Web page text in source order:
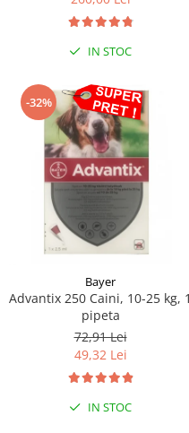
Sampoane si Balsamuri
Servetele Umede
Covorase absorbante
Igiena Catel
Igiena Interior
Perii si descalcitoare caini
Solutii Atractante si repelente
Custi transport - Pisici
Paturi, perne si cosuri pentru
Recompense Delicioase
IN STOC
-32%
Bayer
Advantix 250 Caini, 10-25 kg, 1
pipeta
72,91 Lei
49,32 Lei
IN STOC